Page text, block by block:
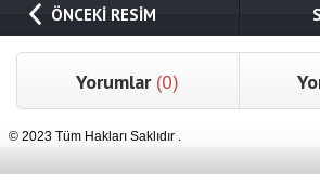
ÖNCEKİ RESİM
Yorumlar (0)
© 2023 Tüm Hakları Saklıdır .